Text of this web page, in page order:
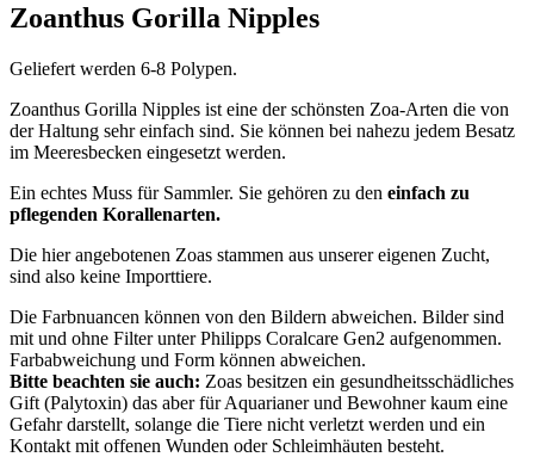
Zoanthus Gorilla Nipples
Geliefert werden 6-8 Polypen.
Zoanthus Gorilla Nipples ist eine der schönsten Zoa-Arten die von
der Haltung sehr einfach sind. Sie können bei nahezu jedem Besatz
im Meeresbecken eingesetzt werden.
Ein echtes Muss für Sammler. Sie gehören zu den einfach zu
pflegenden Korallenarten.
Die hier angebotenen Zoas stammen aus unserer eigenen Zucht,
sind also keine Importtiere.
Die Farbnuancen können von den Bildern abweichen. Bilder sind
mit und ohne Filter unter Philipps Coralcare Gen2 aufgenommen.
Farbabweichung und Form können abweichen.
Bitte beachten sie auch: Zoas besitzen ein gesundheitsschädliches
Gift (Palytoxin) das aber für Aquarianer und Bewohner kaum eine
Gefahr darstellt, solange die Tiere nicht verletzt werden und ein
Kontakt mit offenen Wunden oder Schleimhäuten besteht.